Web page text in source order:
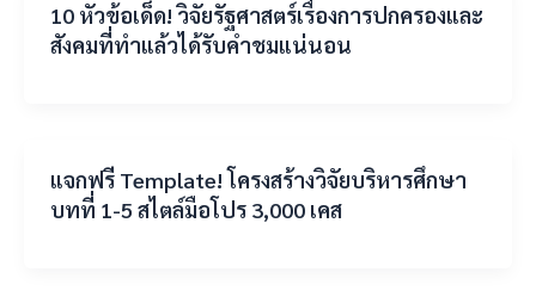
10 หัวข้อเด็ด! วิจัยรัฐศาสตร์เรื่องการปกครองและ
สังคมที่ทำแล้วได้รับคำชมแน่นอน
แจกฟรี Template! โครงสร้างวิจัยบริหารศึกษา
บทที่ 1-5 สไตล์มือโปร 3,000 เคส